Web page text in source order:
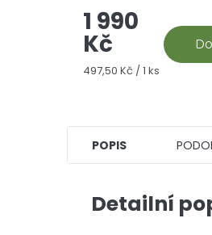
1 990
Kč
Měrná
497,50 Kč / 1 ks
můžete zakoupit za
Představte si to:...
POPIS
Detailní